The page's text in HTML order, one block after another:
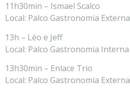
11h30min – Ismael Scalco
Local: Palco Gastronomia Externa
13h – Léo e Jeff
Local: Palco Gastronomia Interna
13h30min – Enlace Trio
Local: Palco Gastronomia Externa